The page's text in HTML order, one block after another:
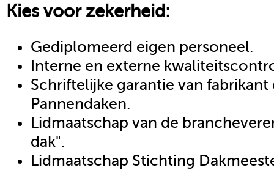
Kies voor zekerheid:
Gediplomeerd eigen personeel.
Interne en externe
Schriftelijke garantie van fabrikant
Pannendaken.
Lidmaatschap van de
dak".
Lidmaatschap Stichting